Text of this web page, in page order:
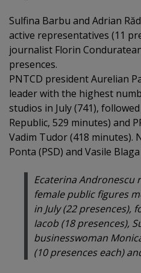
Sulfina Barbu and Adrian
active representatives (11
journalist Florin
presences.
PNTCD president Aurelian
leader with the highest
studios in July (741),
Republic, 529 minutes) and
Vadim Tudor (418 minutes).
Ponta (PSD) and Vasile Blaga
Ecaterina Andronescu
female public figures
in July (22 presences),
Iacob (18 presences),
businesswoman
(10 presences each)